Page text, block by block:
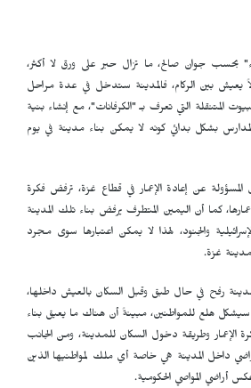
بحسب جوان صالح، ما تزال حبر على ورق لا أكثر،
يعيش بين الركام، فالمدينة ستدخل في عدة مراحل
المتنقلة التي تعرف بـ "الكرفانات"، مع إنشاء بنية
بشكل بدائي كونه لا يمكن بناء مدينة في يوم
المسؤولة عن إعادة الإعمار في قطاع غزة، ترفض فكرة
كما أن اليمين المتطرف يرفض بناء تلك المدينة
والجنود، لهذا لا يمكن اعتبارها سوى مجرد
غزة.
رفح في حال طبق وقبل السكان بالعيش داخلها،
سيشكل هلع للمواطنين، مبينةً أن هناك ما يعيق بناء
الإعمار وطريقة دخول السكان للمدينة، ومن الجانب
داخل المدينة هي خاصة أي ملك لمواطنيها الذين
أراضي المواصي الحكومية.